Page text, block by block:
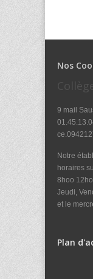
Nos
9 mail
Notre
horaires
8hoo
Jeudi,
et le
Plan